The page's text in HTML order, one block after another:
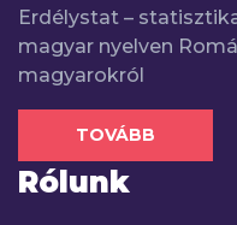
Erdélystat –
magyar nyelven
magyarokról
TOVÁBB
Rólunk